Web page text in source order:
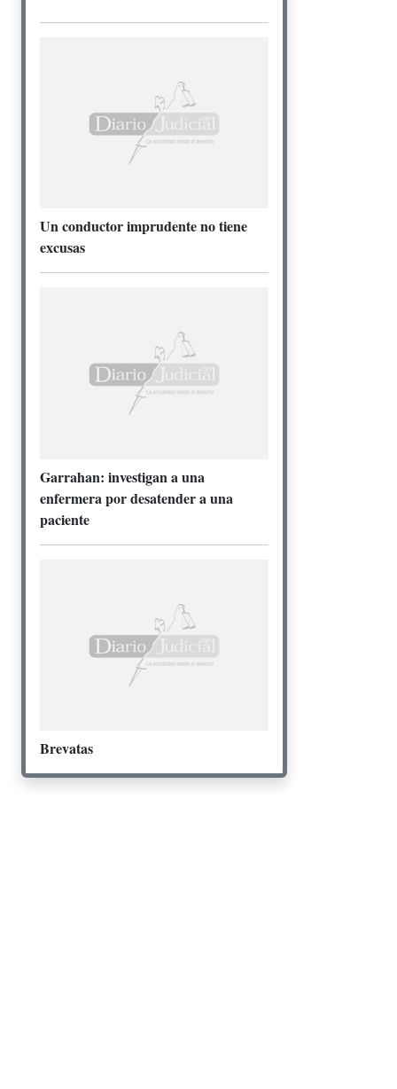
Un conductor imprudente no tiene
excusas
Garrahan: investigan a una
enfermera por desatender a una
paciente
Brevatas